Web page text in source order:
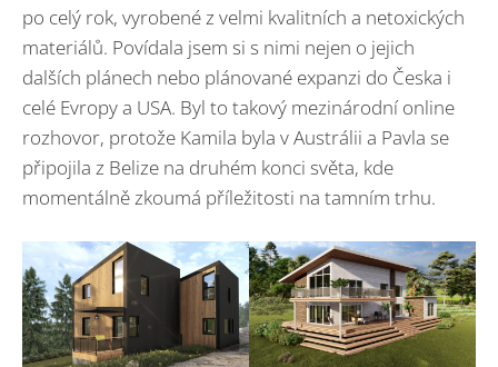
po celý rok, vyrobené z velmi kvalitních a netoxických
materiálů. Povídala jsem si s nimi nejen o jejich
dalších plánech nebo plánované expanzi do Česka i
celé Evropy a USA. Byl to takový mezinárodní online
rozhovor, protože Kamila byla v Austrálii a Pavla se
připojila z Belize na druhém konci světa, kde
momentálně zkoumá příležitosti na tamním trhu.